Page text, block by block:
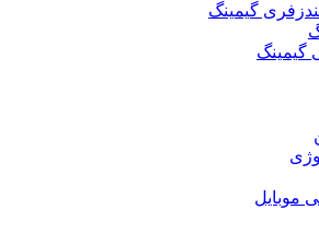
گیمینگ
گیمینگ
موبایل